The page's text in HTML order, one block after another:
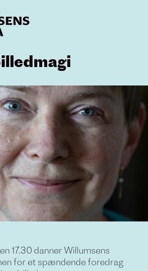
17.30 danner Willumsens
for et spændende foredrag